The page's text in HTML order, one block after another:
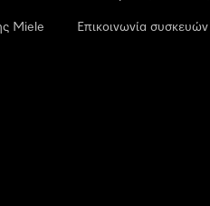
Miele Επικοινωνία συσκευών